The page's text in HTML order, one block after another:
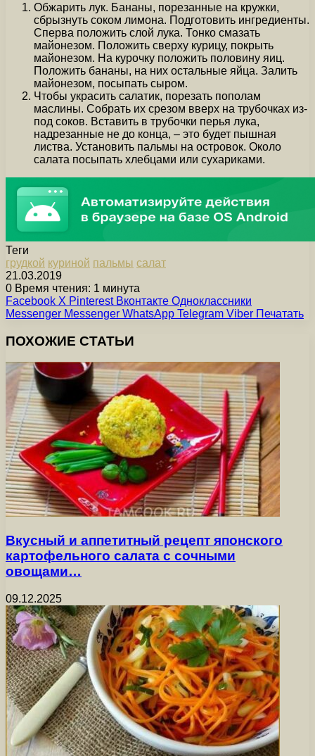
Обжарить лук. Бананы, порезанные на кружки,
сбрызнуть соком лимона. Подготовить ингредиенты.
Сперва положить слой лука. Тонко смазать
майонезом. Положить сверху курицу, покрыть
майонезом. На курочку положить половину яиц.
Положить бананы, на них остальные яйца. Залить
майонезом, посыпать сыром.
Чтобы украсить салатик, порезать пополам
маслины. Собрать их срезом вверх на трубочках из-
под соков. Вставить в трубочки перья лука,
надрезанные не до конца, – это будет пышная
листва. Установить пальмы на островок. Около
салата посыпать хлебцами или сухариками.
Теги
грудкой куриной пальмы салат
21.03.2019
0 Время чтения: 1 минута
Facebook X Pinterest Вконтакте Одноклассники
Messenger Messenger WhatsApp Telegram Viber Печатать
ПОХОЖИЕ СТАТЬИ
Вкусный и аппетитный рецепт японского
картофельного салата с сочными
овощами…
09.12.2025